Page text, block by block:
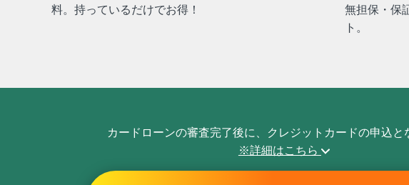
料。持っているだけでお得！
無担保・保
ト。
カードローンの審査完了後に、 クレジットカードの申込と
※詳細はこちら